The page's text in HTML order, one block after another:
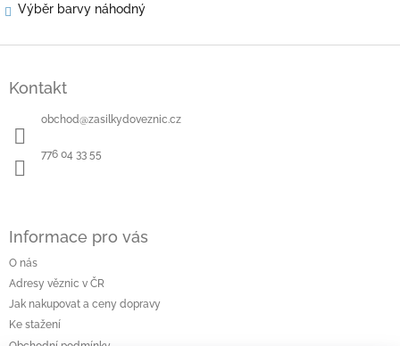
Výběr barvy náhodný
Kontakt
obchod@zasilkydoveznic.cz
776 04 33 55
Informace pro vás
O nás
Adresy věznic v ČR
Jak nakupovat a ceny dopravy
Ke stažení